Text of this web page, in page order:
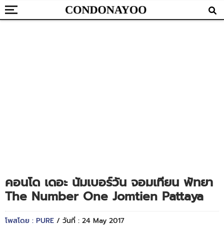
คอนโด เดอะ นัมเบอร์วัน จอมเทียน พัทยา
The Number One Jomtien Pattaya
โพสโดย : PURE / วันที่ : 24 May 2017